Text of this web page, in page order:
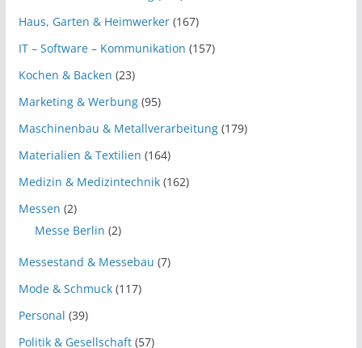
Haus, Garten & Heimwerker(167)
IT – Software – Kommunikation (157)
Kochen & Backen (23)
Marketing & Werbung(95)
Maschinenbau & Metallverarbeitung(179)
Materialien & Textilien (164)
Medizin & Medizintechnik(162)
Messen (2)
Messe Berlin (2)
Messestand & Messebau (7)
Mode & Schmuck(117)
Personal (39)
Politik & Gesellschaft(57)